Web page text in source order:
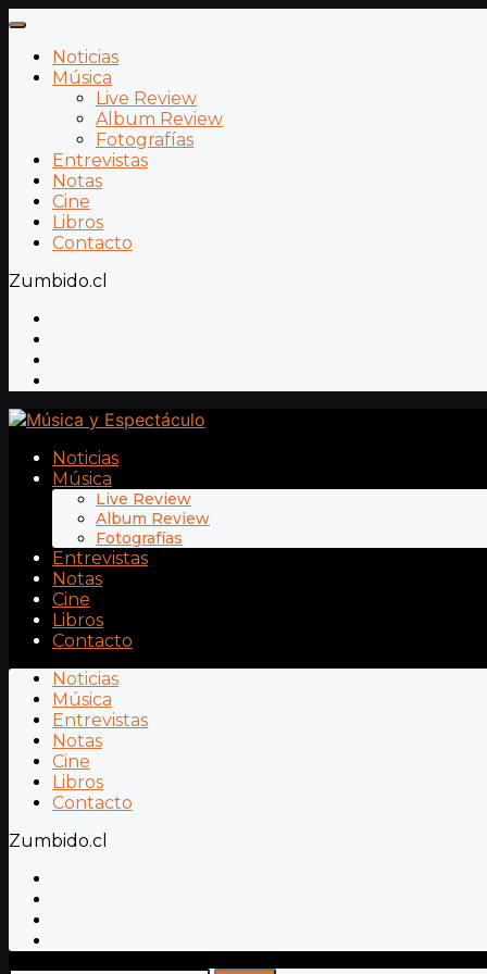
Noticias
Música
Live Review
Album Review
Fotografías
Entrevistas
Notas
Cine
Libros
Contacto
Zumbido.cl
Noticias
Música
Live Review
Album Review
Fotografías
Entrevistas
Notas
Cine
Libros
Contacto
Noticias
Música
Entrevistas
Notas
Cine
Libros
Contacto
Zumbido.cl